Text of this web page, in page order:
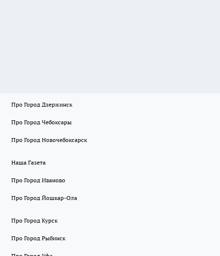
Про Город Дзержинск
Про Город Чебоксары
Про Город Новочебоксарск
Наша Газета
Про Город Иваново
Про Город Йошкар-Ола
Про Город Курск
Про Город Рыбинск